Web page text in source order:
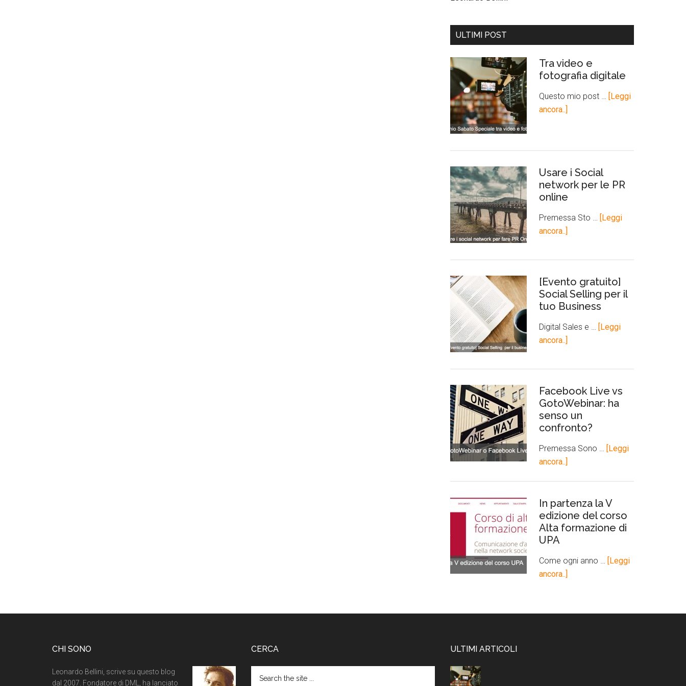
ULTIMI POST
Tra video e
fotografia digitale
Questo mio post …
[Leggi
ancora..]
Usare i Social
network per le PR
online
Premessa Sto …
[Leggi
ancora..]
[Evento gratuito]
Social Selling per il
tuo Business
Digital Sales e …
[Leggi
ancora..]
Facebook Live vs
GotoWebinar: ha
senso un
confronto?
Premessa Sono …
[Leggi
ancora..]
In partenza la V
edizione del corso
Alta formazione di
UPA
Come ogni anno …
[Leggi
ancora..]
CHI SONO
Leonardo Bellini, scrive su questo blog
dal 2007. Fondatore di DML, ha lanciato
CERCA ULTIMI ARTICOLI